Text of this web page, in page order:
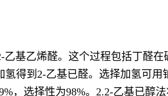
基乙烯醛。这个过程包括丁醛
得到2-乙基已醛。选择加氢可
，选择性为98%。2.2-乙基已